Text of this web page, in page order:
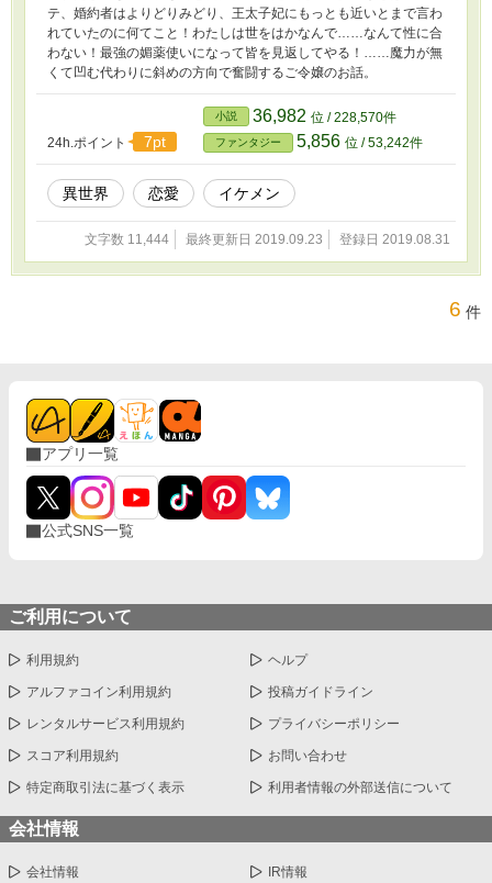
テ、婚約者はよりどりみどり、王太子妃にもっとも近いとまで言わ
れていたのに何てこと！わたしは世をはかなんで……なんて性に合
わない！最強の媚薬使いになって皆を見返してやる！……魔力が無
くて凹む代わりに斜めの方向で奮闘するご令嬢のお話。
24h.ポイント 7pt
小説 36,982 位 / 228,570件
ファンタジー 5,856 位 / 53,242件
異世界 恋愛 イケメン
文字数 11,444 最終更新日 2019.09.23 登録日 2019.08.31
6 件
アプリ一覧
公式SNS一覧
ご利用について
利用規約 ヘルプ
アルファコイン利用規約 投稿ガイドライン
レンタルサービス利用規約 プライバシーポリシー
スコア利用規約 お問い合わせ
特定商取引法に基づく表示 利用者情報の外部送信について
会社情報
会社情報 IR情報